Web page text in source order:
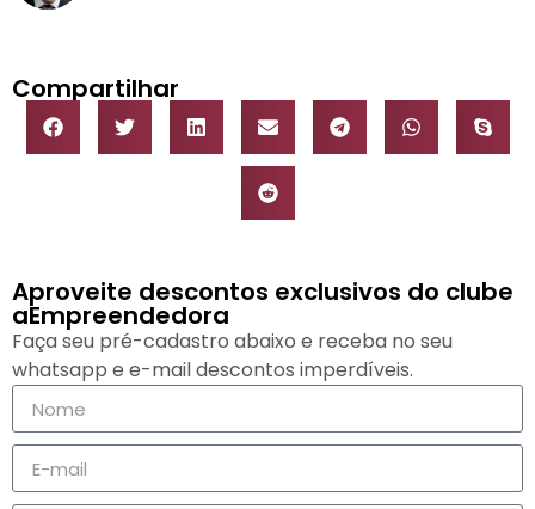
Compartilhar
Aproveite descontos exclusivos do clube
aEmpreendedora
Faça seu pré-cadastro abaixo e receba no seu
whatsapp e e-mail descontos imperdíveis.